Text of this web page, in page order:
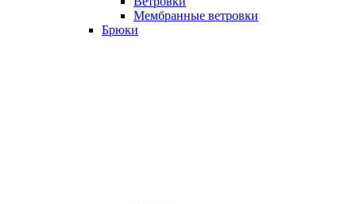
Мембранные ветровки
Брюки